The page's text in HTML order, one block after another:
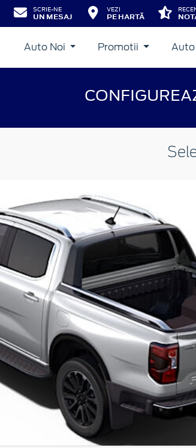
SCRIE-NE
UN MESAJ
VEZI
PE HARTĂ
Auto Noi Promotii